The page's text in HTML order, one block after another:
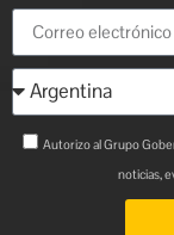
Autorizo al Grupo
noticias,